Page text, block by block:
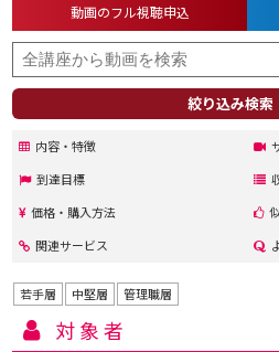
絞り込み検索
動画のフル視聴申込
内容・特徴
到達目標
価格・購入方法
関連サービス
若手層 中堅層 管理職層
対象者